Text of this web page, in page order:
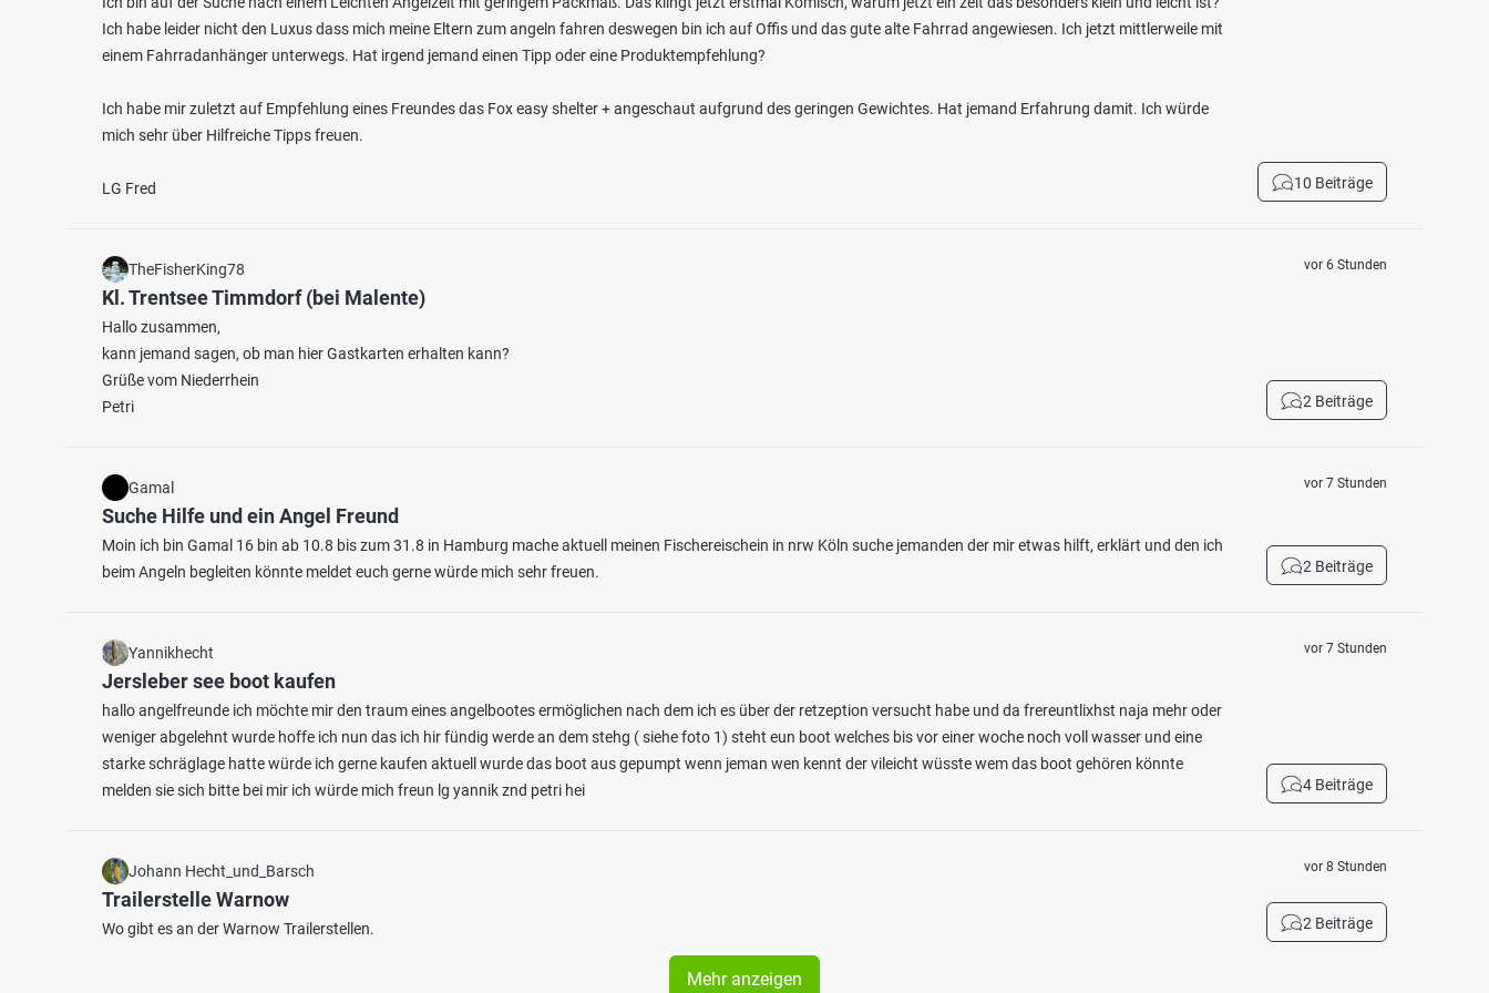
305
Fischarten: Bachforelle, Flussbarsch,
Regenbogenforelle, Hecht, Äsche
Fluss bei 99734 Nordhausen
Ich habe leider nicht den Luxus dass mich meine Eltern zum angeln fahren deswegen bin ich auf Offis und das gute alte Fahrrad angewiesen. Ich jetzt mittlerweile mit
einem Fahrradanhänger unterwegs. Hat irgend jemand einen Tipp oder eine Produktempfehlung?
Ich habe mir zuletzt auf Empfehlung eines Freundes das Fox easy shelter + angeschaut aufgrund des geringen Gewichtes. Hat jemand Erfahrung damit. Ich würde
mich sehr über Hilfreiche Tipps freuen.
LG Fred 10 Beiträge
TheFisherKing78
Kl. Trentsee Timmdorf (bei Malente)
Hallo zusammen,
kann jemand sagen, ob man hier Gastkarten erhalten kann?
Grüße vom Niederrhein
Petri
vor 6 Stunden
2 Beiträge
Gamal
Suche Hilfe und ein Angel Freund
Moin ich bin Gamal 16 bin ab 10.8 bis zum 31.8 in Hamburg mache aktuell meinen Fischereischein in nrw Köln suche jemanden der mir etwas hilft, erklärt und den ich
beim Angeln begleiten könnte meldet euch gerne würde mich sehr freuen.
vor 7 Stunden
2 Beiträge
Yannikhecht
Jersleber see boot kaufen
hallo angelfreunde ich möchte mir den traum eines angelbootes ermöglichen nach dem ich es über der retzeption versucht habe und da frereuntlixhst naja mehr oder
weniger abgelehnt wurde hoffe ich nun das ich hir fündig werde an dem stehg ( siehe foto 1) steht eun boot welches bis vor einer woche noch voll wasser und eine
starke schräglage hatte würde ich gerne kaufen aktuell wurde das boot aus gepumpt wenn jeman wen kennt der vileicht wüsste wem das boot gehören könnte
melden sie sich bitte bei mir ich würde mich freun lg yannik znd petri hei
vor 7 Stunden
4 Beiträge
Johann Hecht_und_Barsch
Trailerstelle Warnow
Wo gibt es an der Warnow Trailerstellen.
vor 8 Stunden
2 Beiträge
Mehr anzeigen